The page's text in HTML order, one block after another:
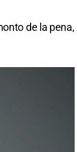
de la pena,